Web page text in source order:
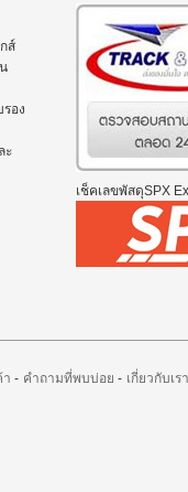
ส์
อง
ะ
เช็คเลขพัสดุSPX
- คำถามที่พบบ่อย - เกี่ยวกับเรา